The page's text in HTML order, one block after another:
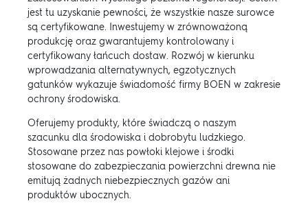
jest tu uzyskanie pewności, że wszystkie nasze surowce
są certyfikowane. Inwestujemy w zrównoważoną
produkcję oraz gwarantujemy kontrolowany i
certyfikowany łańcuch dostaw. Rozwój w kierunku
wprowadzania alternatywnych, egzotycznych
gatunków wykazuje świadomość firmy BOEN w zakresie
ochrony środowiska.
Oferujemy produkty, które świadczą o naszym
szacunku dla środowiska i dobrobytu ludzkiego.
Stosowane przez nas powłoki klejowe i środki
stosowane do zabezpieczania powierzchni drewna nie
emitują żadnych niebezpiecznych gazów ani
produktów ubocznych.